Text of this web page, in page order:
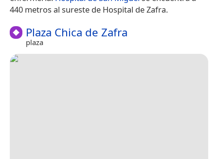
440 metros al sureste de Hospital de Zafra.
Plaza Chica de Zafra
plaza